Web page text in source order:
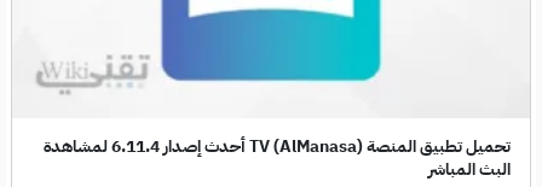
تحميل تطبيق المنصة TV (AlManasa) أحدث إصدار 6.11.4 لمشاهدة
البث المباشر